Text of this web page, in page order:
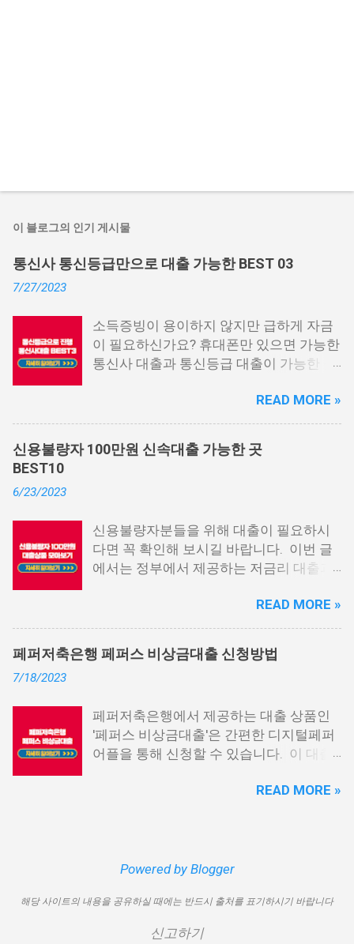
이 블로그의 인기 게시물
통신사 통신등급만으로 대출 가능한 BEST 03
7/27/2023
소득증빙이 용이하지 않지만 급하게 자금
이 필요하신가요? 휴대폰만 있으면 가능한
통신사 대출과 통신등급 대출이 가능한 곳
신사 대출이란? 급히 자금이 필요한 상황
이 발생하면, 때로는 소액 대출을 고려해야
할 수도 있습니다. 하지만 이직 준비로 인
해 무직 상태이거나 소득 증빙이 어려운 상
대출 상품은 휴대폰만 있으면 간편하게 신
청할 수 있으며, 통신 등급에 따라 대출이
가능합니다. 마치 신용등급처럼 등급별로
부 내역과 장기간에 걸쳐 통신사를 이용한
우량한 고객이면, 추가 혜택도 받을 수 있
습니다. 급히 자금이 필요한 경우, 소액 대
해야 할 수도 있습니다. 그러나 통신사 대
출을 고민해보셨다면, 무직자에게는 매우
기쁜 소식일 것입니다. 통신사 대출은 휴대
통신 사용량을 토대로 신용 등급을 부여하
다. 통신사 대출 및 통신 등급 대출이 가능
한 모바일 간편 대출 상품에 대한 안내를
가능한 곳 BEST03 1. 핀크 생활비 대출 핀
READ MORE »
신용불량자 100만원 신속대출 가능한 곳
BEST10
6/23/2023
신용불량자분들을 위해 대출이 필요하시
다면 꼭 확인해 보시길 바랍니다. 이번 글
에서는 정부에서 제공하는 저금리 대출과
상위 10개 상품을 추천해 드립니다. 📌 목
차 1. 소액생계비대출: 연체자 100만원 대
출 2. 신용회복위원회 성실상환자대출 3.
신용회복위원회 비대면 간편대출 4. 햇살
7. 국민행복기금 소액대출 8. 웰컴저축은
행 웰컴희망대출 9. 미래크레디트대부 10.
신용불량자 자동차담보대출 11. 결론 1. 소
생계비대출은 2023년 3월부터 시작된 정
니다. 단, 한정된 예산으로 가장 취약한 계
대 100만원으로 제한됩니다. 대출 기간은
1년이며, 대출금에 대해 연 15.9%의 금리
READ MORE »
페퍼저축은행 페퍼스 비상금대출 신청방법
7/18/2023
페퍼저축은행에서 제공하는 대출 상품인
'페퍼스 비상금대출'은 간편한 디지털페퍼
어플을 통해 신청할 수 있습니다. 이 대출
출 한도를 제공하며, 프리랜서 분들과 같이
출 상품은 최대 500만원까지 대출 가능하
대출 기간은 3년으로 정해져 있으며, 대출
자격은 추정소득 증빙 가능한 모든 분들이
READ MORE »
Powered by Blogger
해당 사이트의 내용을 공유하실 때에는 반드시 출처를 표기하시기 바랍니다
신고하기